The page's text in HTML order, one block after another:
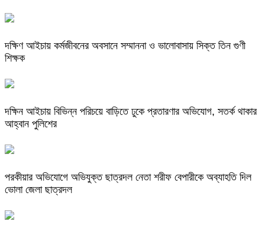
দক্ষিণ আইচায় কর্মজীবনের অবসানে সম্মাননা ও ভালোবাসায় সিক্ত তিন গুণী
শিক্ষক
দক্ষিন আইচায় ‎বিভিন্ন পরিচয়ে বাড়িতে ঢুকে প্রতারণার অভিযোগ, সতর্ক থাকার
আহ্বান পুলিশের
পরকীয়ার অভিযোগে অভিযুক্ত ছাত্রদল নেতা শরীফ বেপারীকে অব্যাহতি দিল
ভোলা জেলা ছাত্রদল